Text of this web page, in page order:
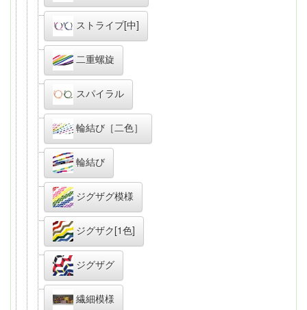
ストライプ[中]
二重螺旋
スパイラル
輪結び［二色］
輪結び
ジグザグ模様
ジグザク[1色]
ジグザグ
繊細模様